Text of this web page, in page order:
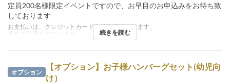
定員200名様限定イベントですので、お早目のお申込みをお待ち致
しております
お支払いは、クレジットカード事前決済となります。
予めご了承くださいませ。
続きを読む
オプション
【オプション】お子様ハンバーグセット(幼児向
け）